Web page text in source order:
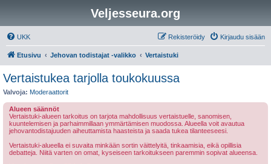
Veljesseura.org
UKK Kirjaudu sisään
Rekisteröidy
Etusivu Jehovan todistajat -valikko Vertaistuki
Vertaistukea tarjolla toukokuussa
Valvoja: Moderaattorit
Alueen säännöt
Vertaistuki-alueen tarkoitus on tarjota mahdollisuus vertaistuelle, sanomisen,
kuuntelemisen ja parhaimmillaan ymmärtämisen muodossa. Alueella voit avautua
jehovantodistajuuden aiheuttamista haasteista ja saada tukea tilanteeseesi.
Vertaistuki-alueella ei suvaita minkään sortin väittelyitä, tinkaamisia, eikä opillisia
debatteja. Niitä varten on omat, kyseiseen tarkoitukseen paremmin sopivat alueensa.